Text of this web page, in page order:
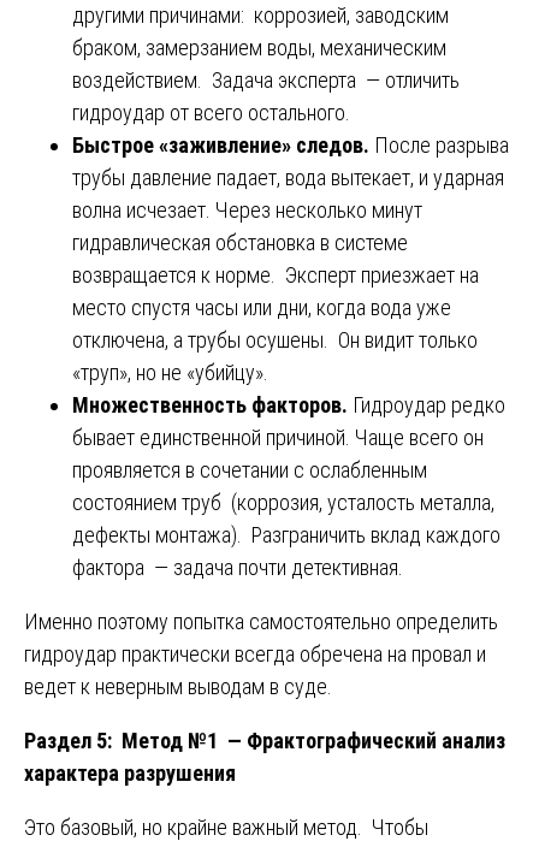
другими причинами: коррозией, заводским
браком, замерзанием воды, механическим
воздействием. Задача эксперта — отличить
гидроудар от всего остального.
Быстрое «заживление» следов. После разрыва
трубы давление падает, вода вытекает, и ударная
волна исчезает. Через несколько минут
гидравлическая обстановка в системе
возвращается к норме. Эксперт приезжает на
место спустя часы или дни, когда вода уже
отключена, а трубы осушены. Он видит только
«труп», но не «убийцу».
Множественность факторов. Гидроудар редко
бывает единственной причиной. Чаще всего он
проявляется в сочетании с ослабленным
состоянием труб (коррозия, усталость металла,
дефекты монтажа). Разграничить вклад каждого
фактора — задача почти детективная.
Именно поэтому попытка самостоятельно определить
гидроудар практически всегда обречена на провал и
ведет к неверным выводам в суде.
Раздел 5: Метод №1 — Фрактографический анализ
характера разрушения
Это базовый, но крайне важный метод. Чтобы